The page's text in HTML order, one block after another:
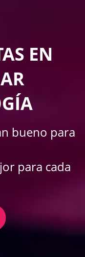
EN
bueno para
para cada